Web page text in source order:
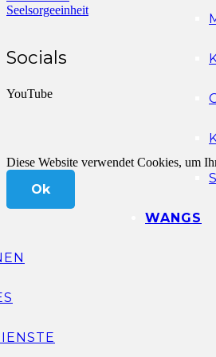
WANGS
Seelsorgeeinheit
Socials
YouTube
Diese Website verwendet Cookies, um
Ok